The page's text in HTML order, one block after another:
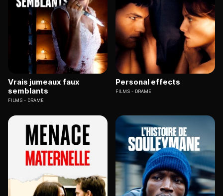
Vrais jumeaux faux
semblants
FILMS DRAME
Personal effects
FILMS DRAME